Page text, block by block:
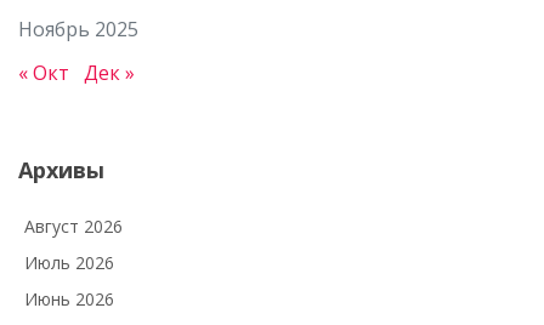
Ноябрь 2025
« Окт Дек »
Архивы
Август 2026
Июль 2026
Июнь 2026